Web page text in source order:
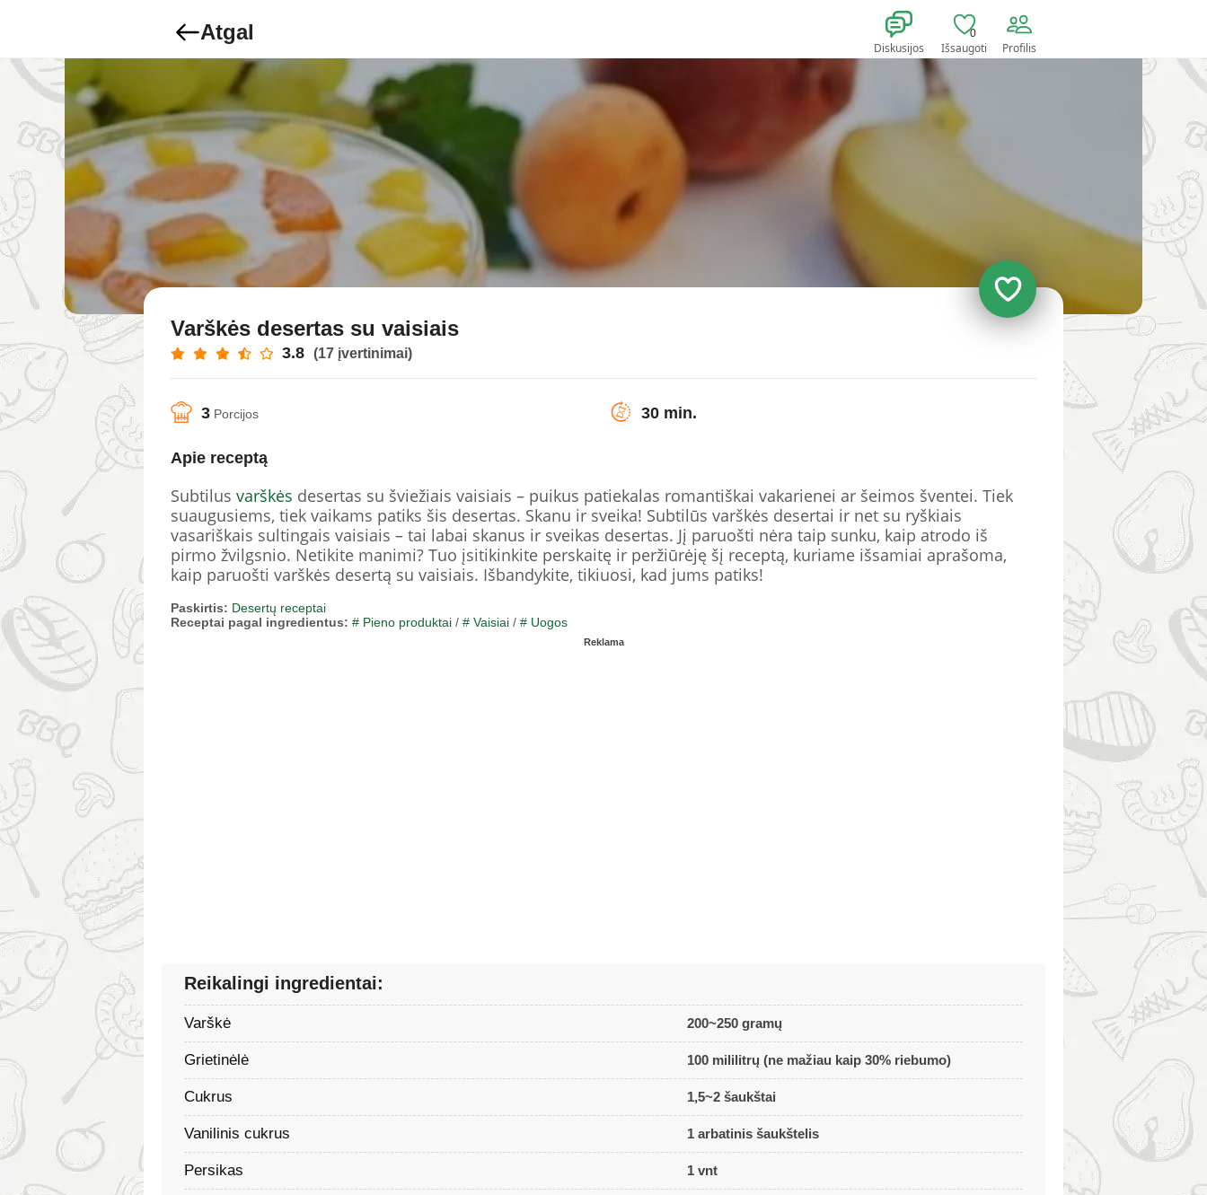
Atgal
Diskusijos
0
Išsaugoti Profilis
Varškės desertas su vaisiais
3.8 (17 įvertinimai)
3 Porcijos 30 min.
Apie receptą
Subtilus varškės desertas su šviežiais vaisiais – puikus patiekalas romantiškai vakarienei ar šeimos šventei. Tiek
suaugusiems, tiek vaikams patiks šis desertas. Skanu ir sveika! Subtilūs varškės desertai ir net su ryškiais
vasariškais sultingais vaisiais – tai labai skanus ir sveikas desertas. Jį paruošti nėra taip sunku, kaip atrodo iš
pirmo žvilgsnio. Netikite manimi? Tuo įsitikinkite perskaitę ir peržiūrėję šį receptą, kuriame išsamiai aprašoma,
kaip paruošti varškės desertą su vaisiais. Išbandykite, tikiuosi, kad jums patiks!
Paskirtis: Desertų receptai
Receptai pagal ingredientus: # Pieno produktai / # Vaisiai / # Uogos
Reklama
Reikalingi ingredientai:
Varškė 200~250 gramų
Grietinėlė 100 mililitrų (ne mažiau kaip 30% riebumo)
Cukrus 1,5~2 šaukštai
Vanilinis cukrus 1 arbatinis šaukštelis
Persikas 1 vnt